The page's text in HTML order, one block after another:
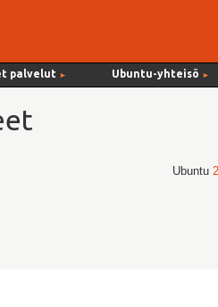
palvelut ► Ubuntu-yhteisö ►
Ubuntu